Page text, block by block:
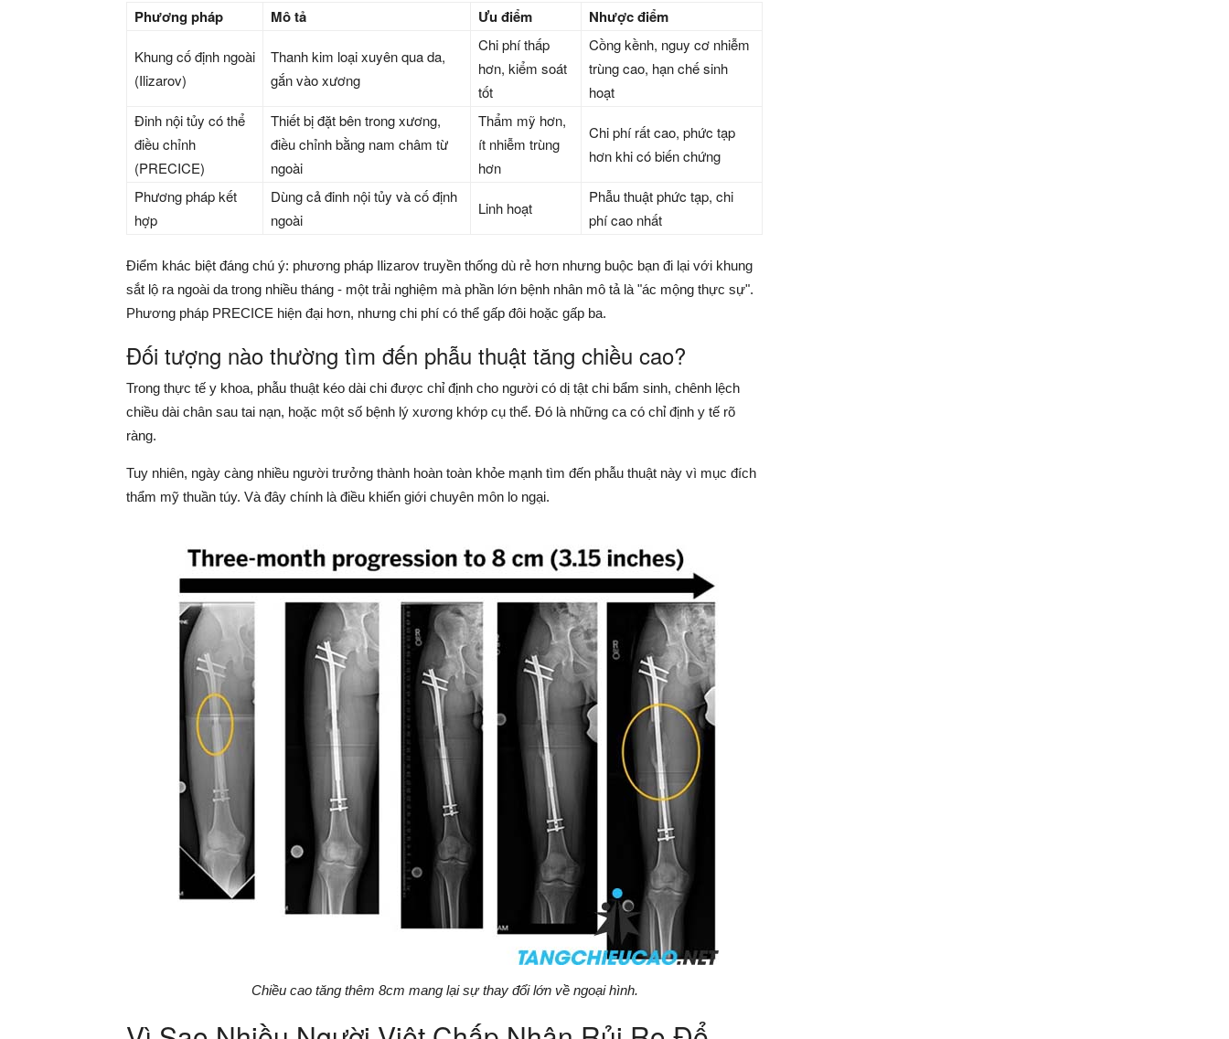
Phương pháp Mô tả Ưu điểm Nhược điểm
Khung cố định ngoài
(Ilizarov)
Thanh kim loại xuyên qua da,
gắn vào xương
Chi phí thấp
hơn, kiểm soát
tốt
Cồng kềnh, nguy cơ nhiễm
trùng cao, hạn chế sinh
hoạt
Đinh nội tủy có thể
điều chỉnh
(PRECICE)
Thiết bị đặt bên trong xương,
điều chỉnh bằng nam châm từ
ngoài
Thẩm mỹ hơn,
ít nhiễm trùng
hơn
Chi phí rất cao, phức tạp
hơn khi có biến chứng
Phương pháp kết
hợp
Dùng cả đinh nội tủy và cố định
ngoài
Linh hoạt
Phẫu thuật phức tạp, chi
phí cao nhất
Điểm khác biệt đáng chú ý: phương pháp Ilizarov truyền thống dù rẻ hơn nhưng buộc bạn đi lại với khung
sắt lộ ra ngoài da trong nhiều tháng - một trải nghiệm mà phần lớn bệnh nhân mô tả là "ác mộng thực sự".
Phương pháp PRECICE hiện đại hơn, nhưng chi phí có thể gấp đôi hoặc gấp ba.
Đối tượng nào thường tìm đến phẫu thuật tăng chiều cao?
Trong thực tế y khoa, phẫu thuật kéo dài chi được chỉ định cho người có dị tật chi bẩm sinh, chênh lệch
chiều dài chân sau tai nạn, hoặc một số bệnh lý xương khớp cụ thể. Đó là những ca có chỉ định y tế rõ
ràng.
Tuy nhiên, ngày càng nhiều người trưởng thành hoàn toàn khỏe mạnh tìm đến phẫu thuật này vì mục đích
thẩm mỹ thuần túy. Và đây chính là điều khiến giới chuyên môn lo ngại.
Chiều cao tăng thêm 8cm mang lại sự thay đổi lớn về ngoại hình.